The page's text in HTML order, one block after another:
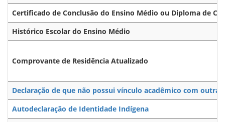
Certificado de Conclusão do Ensino Médio ou Diploma de
Histórico Escolar do Ensino Médio
Comprovante de Residência Atualizado
Declaração de que não possui vínculo acadêmico com
Autodeclaração de Identidade Indígena